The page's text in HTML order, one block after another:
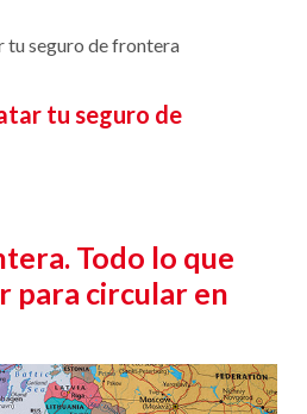
tu seguro de frontera
tu seguro de
Todo lo que
para circular en